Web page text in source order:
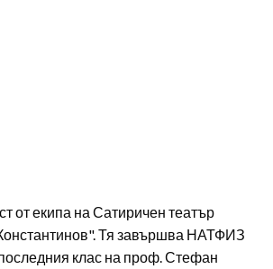
от екипа на Сатиричен театър
Тя завършва НАТФИЗ
клас на проф. Стефан